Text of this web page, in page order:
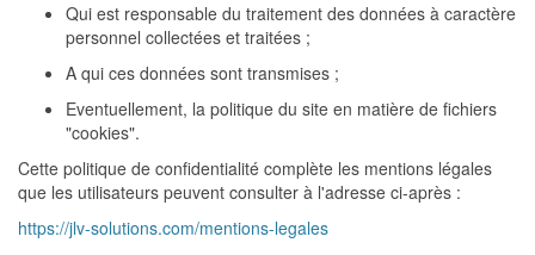
Qui est responsable du traitement des données à caractère
personnel collectées et traitées ;
A qui ces données sont transmises ;
Eventuellement, la politique du site en matière de fichiers
"cookies".
Cette politique de confidentialité complète les mentions légales
que les utilisateurs peuvent consulter à l'adresse ci-après :
https://jlv-solutions.com/mentions-legales